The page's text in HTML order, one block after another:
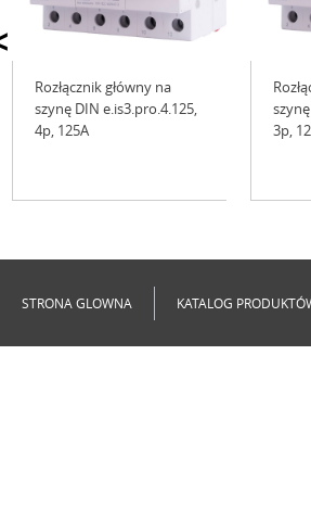
Rozłącznik główny na
szynę DIN e.is3.pro.4.125,
4р, 125А
3р,
STRONA GLOWNA KATALOG